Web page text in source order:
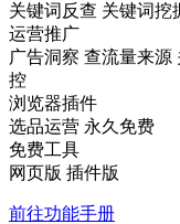
关键词反查 关键词挖
运营推广
广告洞察 查流量来源
控
浏览器插件
选品运营 永久免费
免费工具
网页版 插件版
前往功能手册